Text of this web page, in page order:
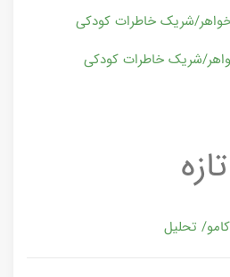
شریک خاطرات کودکی
شریک خاطرات کودکی
تحلیل